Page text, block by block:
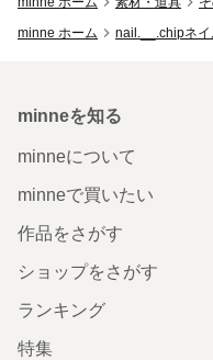
minne ホーム
nail.__.chipネ
minneを知る
minneについて
minneで買いたい
作品をさがす
ショップをさがす
ランキング
特集